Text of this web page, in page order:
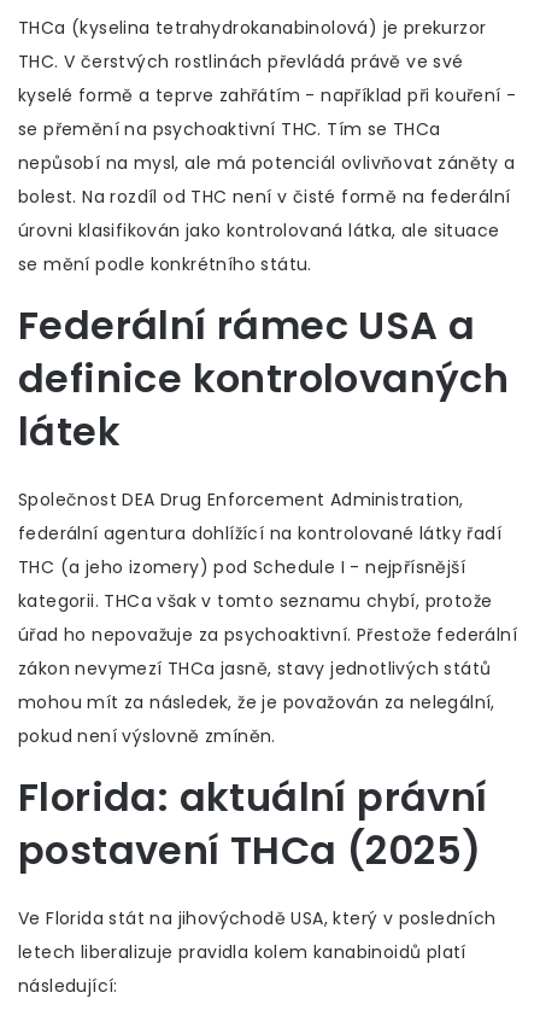
THCa (kyselina tetrahydrokanabinolová) je prekurzor
THC. V čerstvých rostlinách převládá právě ve své
kyselé formě a teprve zahřátím - například při kouření -
se přemění na psychoaktivní THC. Tím se THCa
nepůsobí na mysl, ale má potenciál ovlivňovat záněty a
bolest. Na rozdíl od THC není v čisté formě na federální
úrovni klasifikován jako kontrolovaná látka, ale situace
se mění podle konkrétního státu.
Federální rámec USA a
definice kontrolovaných
látek
SpolečnostDEA Drug Enforcement Administration,
federální agentura dohlížící na kontrolované látky řadí
THC (a jeho izomery) pod Schedule I - nejpřísnější
kategorii. THCa však v tomto seznamu chybí, protože
úřad ho nepovažuje za psychoaktivní. Přestože federální
zákon nevymezí THCa jasně, stavy jednotlivých států
mohou mít za následek, že je považován za nelegální,
pokud není výslovně zmíněn.
Florida: aktuální právní
postavení THCa (2025)
VeFlorida stát na jihovýchodě USA, který v posledních
letech liberalizuje pravidla kolem kanabinoidů platí
následující: